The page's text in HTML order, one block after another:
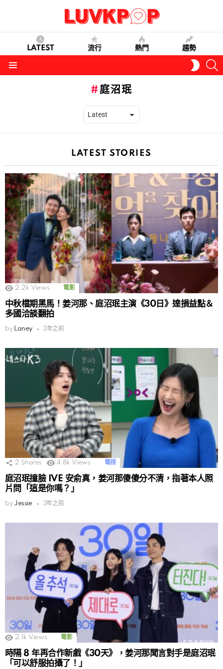
LATEST 流行 熱門 趨勢
SKIN
庭沼珉
LATEST STORIES
2.2k Views 電影
中秋檔期黑馬！姜河那、庭沼珉主演《30日》達損益點＆
多國洽談翻拍
by Laney 3年之前
2 Shares 4.8k Views 電視
庭沼珉撞臉 IVE 安俞真，姜河那傻傻分不清，指著本人照
片問「這是你嗎？」
by Jessie 3年之前
2.1k Views 電影
時隔 8 年再合作新戲《30天》，姜河那聞言對手是庭沼珉
「可以舒服拍攝了！」